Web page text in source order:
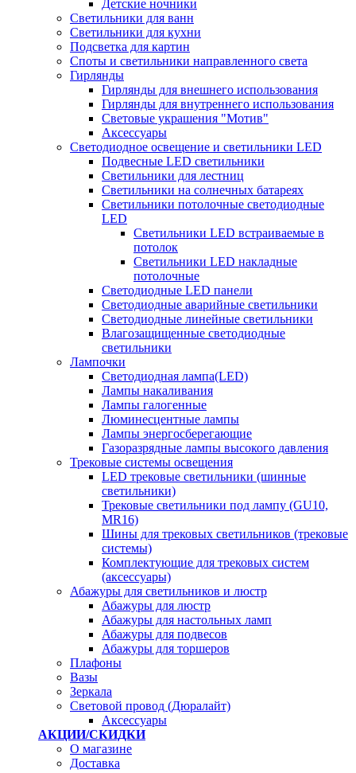
Детские ночники
Светильники для ванн
Светильники для кухни
Подсветка для картин
Споты и светильники направленного света
Гирлянды
Гирлянды для внешнего использования
Гирлянды для внутреннего использования
Световые украшения "Мотив"
Аксессуары
Светодиодное освещение и светильники LED
Подвесные LED светильники
Светильники для лестниц
Светильники на солнечных батареях
Светильники потолочные светодиодные
LED
Cветильники LED встраиваемые в
потолок
Светильники LED накладные
потолочные
Светодиодные LED панели
Светодиодные аварийные светильники
Светодиодные линейные светильники
Влагозащищенные светодиодные
светильники
Лампочки
Светодиодная лампа(LED)
Лампы накаливания
Лампы галогенные
Люминесцентные лампы
Лампы энергосберегающие
Газоразрядные лампы высокого давления
Трековые системы освещения
LED трековые светильники (шинные
светильники)
Трековые светильники под лампу (GU10,
MR16)
Шины для трековых светильников (трековые
системы)
Комплектующие для трековых систем
(аксессуары)
Абажуры для светильников и люстр
Абажуры для люстр
Абажуры для настольных ламп
Абажуры для подвесов
Абажуры для торшеров
Плафоны
Вазы
Зеркала
Световой провод (Дюралайт)
Аксессуары
АКЦИИ/СКИДКИ
О магазине
Доставка